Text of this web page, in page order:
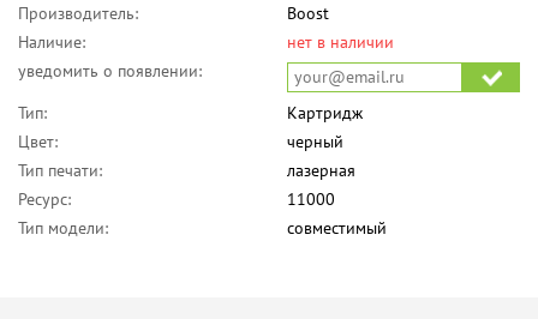
Производитель:
Boost
Наличие:
нет в наличии
уведомить о появлении:
Тип:
Картридж
Цвет:
черный
Тип печати:
лазерная
Ресурс:
11000
Тип модели:
совместимый